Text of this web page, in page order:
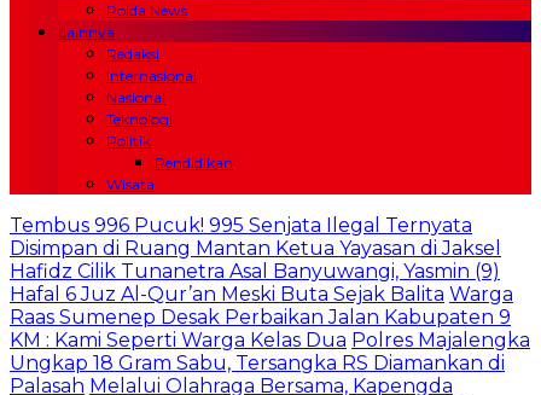
Polda News
Lainnya
Redaksi
Internasional
Nasional
Teknologi
Politik
Pendidikan
Wisata
Tembus 996 Pucuk! 995 Senjata Ilegal Ternyata
Disimpan di Ruang Mantan Ketua Yayasan di Jaksel
Hafidz Cilik Tunanetra Asal Banyuwangi, Yasmin (9)
Hafal 6 Juz Al-Qur’an Meski Buta Sejak Balita Warga
Raas Sumenep Desak Perbaikan Jalan Kabupaten 9
KM : Kami Seperti Warga Kelas Dua Polres Majalengka
Ungkap 18 Gram Sabu, Tersangka RS Diamankan di
Palasah Melalui Olahraga Bersama, Kapengda